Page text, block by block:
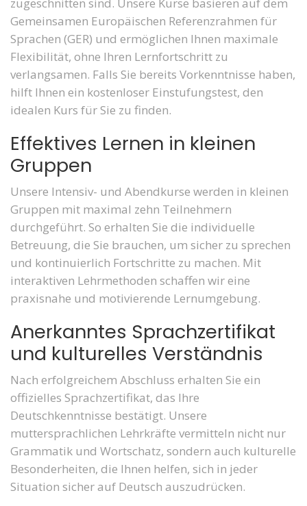
Gemeinsamen Europäischen Referenzrahmen für
Sprachen (GER) und ermöglichen Ihnen maximale
Flexibilität, ohne Ihren Lernfortschritt zu
verlangsamen. Falls Sie bereits Vorkenntnisse haben,
hilft Ihnen ein kostenloser Einstufungstest, den
idealen Kurs für Sie zu finden.
Effektives Lernen in kleinen
Gruppen
Unsere Intensiv- und Abendkurse werden in kleinen
Gruppen mit maximal zehn Teilnehmern
durchgeführt. So erhalten Sie die individuelle
Betreuung, die Sie brauchen, um sicher zu sprechen
und kontinuierlich Fortschritte zu machen. Mit
interaktiven Lehrmethoden schaffen wir eine
praxisnahe und motivierende Lernumgebung.
Anerkanntes Sprachzertifikat
und kulturelles Verständnis
Nach erfolgreichem Abschluss erhalten Sie ein
offizielles Sprachzertifikat, das Ihre
Deutschkenntnisse bestätigt. Unsere
muttersprachlichen Lehrkräfte vermitteln nicht nur
Grammatik und Wortschatz, sondern auch kulturelle
Besonderheiten, die Ihnen helfen, sich in jeder
Situation sicher auf Deutsch auszudrücken.